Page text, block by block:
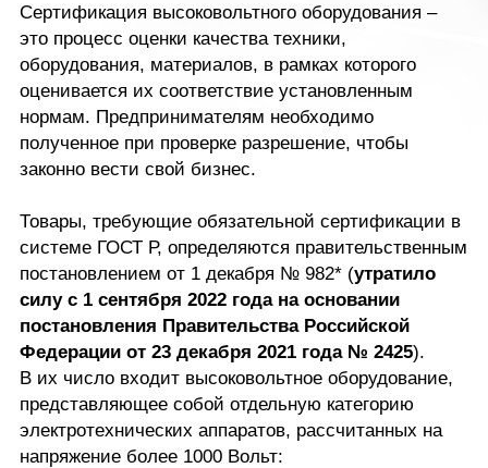
Сертификация высоковольтного оборудования –
это процесс оценки качества техники,
оборудования, материалов, в рамках которого
оценивается их соответствие установленным
нормам. Предпринимателям необходимо
полученное при проверке разрешение, чтобы
законно вести свой бизнес.
Товары, требующие обязательной сертификации в
системе ГОСТ Р, определяются правительственным
постановлением от 1 декабря № 982* (утратило
силу с 1 сентября 2022 года на основании
постановления Правительства Российской
Федерации от 23 декабря 2021 года № 2425).
В их число входит высоковольтное оборудование,
представляющее собой отдельную категорию
электротехнических аппаратов, рассчитанных на
напряжение более 1000 Вольт: